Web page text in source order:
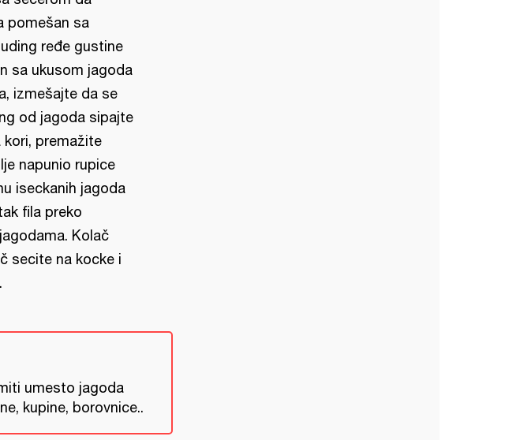
pomešan sa
ređe gustine
sa ukusom jagoda
izmešajte da se
od jagoda sipajte
kori, premažite
napunio rupice
iseckanih jagoda
fila preko
Kolač
secite na kocke i
umesto jagoda
kupine, borovnice..